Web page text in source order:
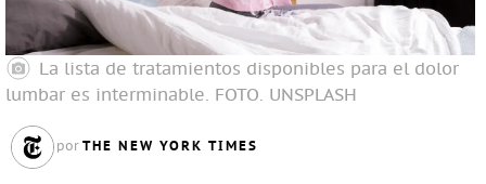
La lista de tratamientos disponibles para el dolor
lumbar es interminable. FOTO. UNSPLASH
por THE NEW YORK TIMES